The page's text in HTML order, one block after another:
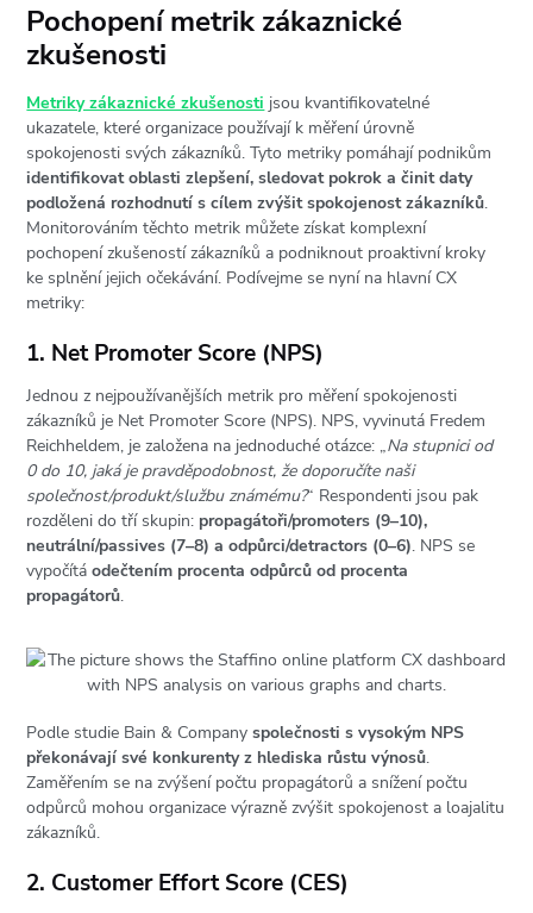
Pochopení metrik zákaznické
zkušenosti
Metriky zákaznické zkušenosti jsou kvantifikovatelné
ukazatele, které organizace používají k měření úrovně
spokojenosti svých zákazníků. Tyto metriky pomáhají podnikům
identifikovat oblasti zlepšení, sledovat pokrok a činit daty
podložená rozhodnutí s cílem zvýšit spokojenost zákazníků.
Monitorováním těchto metrik můžete získat komplexní
pochopení zkušeností zákazníků a podniknout proaktivní kroky
ke splnění jejich očekávání. Podívejme se nyní na hlavní CX
metriky:
1. Net Promoter Score (NPS)
Jednou z nejpoužívanějších metrik pro měření spokojenosti
zákazníků je Net Promoter Score (NPS). NPS, vyvinutá Fredem
Reichheldem, je založena na jednoduché otázce: „Na stupnici od
0 do 10, jaká je pravděpodobnost, že doporučíte naši
společnost/produkt/službu známému?“ Respondenti jsou pak
rozděleni do tří skupin: propagátoři/promoters (9–10),
neutrální/passives (7–8) a odpůrci/detractors (0–6). NPS se
vypočítáodečtením procenta odpůrců od procenta
propagátorů.
Podle studie Bain & Company společnosti s vysokým NPS
překonávají své konkurenty z hlediska růstu výnosů.
Zaměřením se na zvýšení počtu propagátorů a snížení počtu
odpůrců mohou organizace výrazně zvýšit spokojenost a loajalitu
zákazníků.
2. Customer Effort Score (CES)